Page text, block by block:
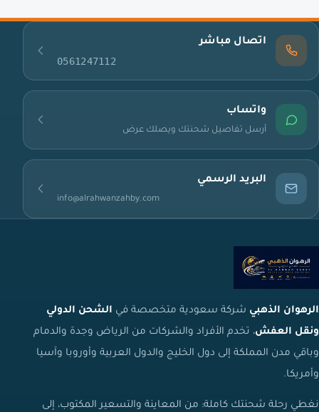
اتصال مباشر
0561247112
واتساب
أرسل تفاصيل شحنتك ويصلك عرض
البريد الرسمي
info@alrahwanzahby.com
الرهوان الذهبي شركة سعودية متخصصة في الشحن الدولي
ونقل العفش، تخدم الأفراد والشركات من الرياض وجدة والدمام
وباقي مدن المملكة إلى دول الخليج والدول العربية وأوروبا وآسيا
وأمريكا.
نغطي رحلة شحنتك كاملة: من المعاينة والتسعير المكتوب، إلى